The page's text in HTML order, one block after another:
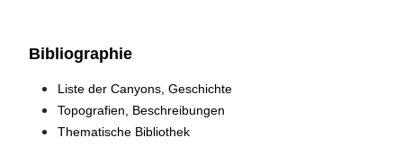
Bibliographie
Liste der Canyons, Geschichte
Topografien, Beschreibungen
Thematische Bibliothek